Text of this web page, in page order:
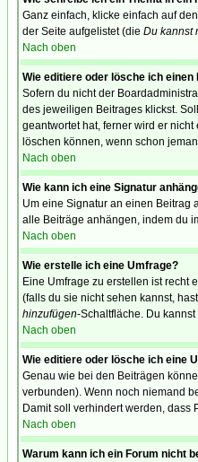
Ganz einfach, klicke einfach auf
der Seite aufgelistet (die Du kannst
Nach oben
Wie editiere oder lösche ich einen
Sofern du nicht der
des jeweiligen Beitrages klickst.
geantwortet hat, ferner wird er
löschen können, wenn schon
Nach oben
Wie kann ich eine Signatur
Um eine Signatur an einen Beitrag
alle Beiträge anhängen, indem du
Nach oben
Wie erstelle ich eine Umfrage?
Eine Umfrage zu erstellen ist recht
(falls du sie nicht sehen kannst,
hinzufügen-Schaltfläche. Du
Nach oben
Wie editiere oder lösche ich eine
Genau wie bei den Beiträgen
verbunden). Wenn noch niemand
Damit soll verhindert werden, dass
Nach oben
Warum kann ich ein Forum nicht